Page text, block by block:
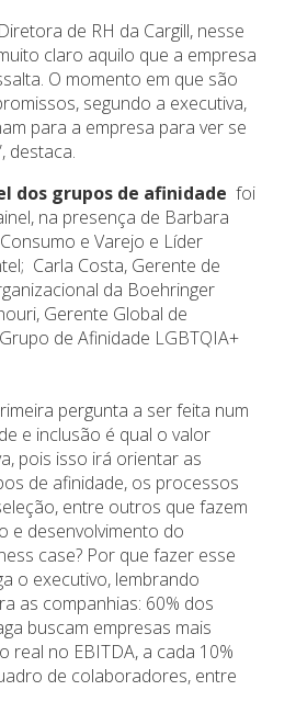
de RH da Cargill, nesse
claro aquilo que a empresa
O momento em que são
segundo a executiva,
para a empresa para ver se
destaca.
dos grupos de afinidade foi
na presença de Barbara
e Varejo e Líder
Carla Costa, Gerente de
da Boehringer
Gerente Global de
de Afinidade LGBTQIA+
pergunta a ser feita num
e inclusão é qual o valor
pois isso irá orientar as
de afinidade, os processos
entre outros que fazem
e desenvolvimento do
case? Por que fazer esse
o executivo, lembrando
as companhias: 60% dos
buscam empresas mais
real no EBITDA, a cada 10%
de colaboradores, entre